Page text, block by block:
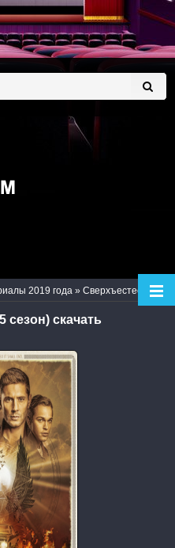
2019 года » Сверхъестественное (15 сезон)
сезон) скачать